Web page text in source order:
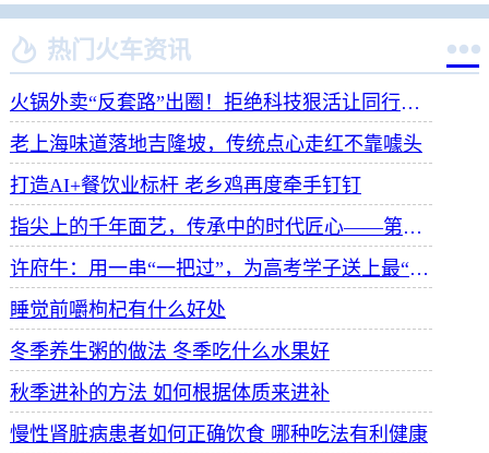
 热门火车资讯 
火锅外卖“反套路”出圈！拒绝科技狠活让同行颤抖
老上海味道落地吉隆坡，传统点心走红不靠噱头
打造AI+餐饮业标杆 老乡鸡再度牵手钉钉
指尖上的千年面艺，传承中的时代匠心——第八届“安琪酵母杯”中华发酵面食大赛武汉赛区开赛
许府牛：用一串“一把过”，为高考学子送上最“牛”祝福
睡觉前嚼枸杞有什么好处
冬季养生粥的做法 冬季吃什么水果好
秋季进补的方法 如何根据体质来进补
慢性肾脏病患者如何正确饮食 哪种吃法有利健康